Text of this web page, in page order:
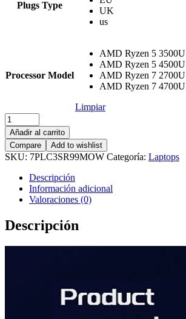
Plugs Type
UK
us
Processor Model
AMD Ryzen 5 3500U
AMD Ryzen 5 4500U
AMD Ryzen 7 2700U
AMD Ryzen 7 4700U
Limpiar
2024
Ultrabook
Laptop
cantidad
Añadir al carrito
Compare
Add to wishlist
SKU: 7PLC3SR99MOW Categoría: Laptops
Descripción
Información adicional
Valoraciones (0)
Descripción